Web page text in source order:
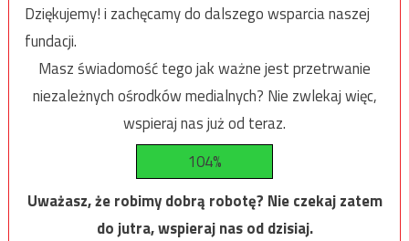
Dziękujemy! i zachęcamy do dalszego wsparcia naszej
fundacji.
Masz świadomość tego jak ważne jest przetrwanie
niezależnych ośrodków medialnych? Nie zwlekaj więc,
wspieraj nas już od teraz.
104%
Uważasz, że robimy dobrą robotę? Nie czekaj zatem
do jutra, wspieraj nas od dzisiaj.